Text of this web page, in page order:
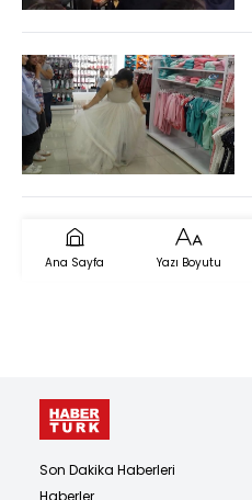
Ana Sayfa Yazı Boyutu
Son Dakika Haberleri
Haberler